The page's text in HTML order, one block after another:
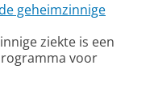
geheimzinnige
ziekte is een
voor